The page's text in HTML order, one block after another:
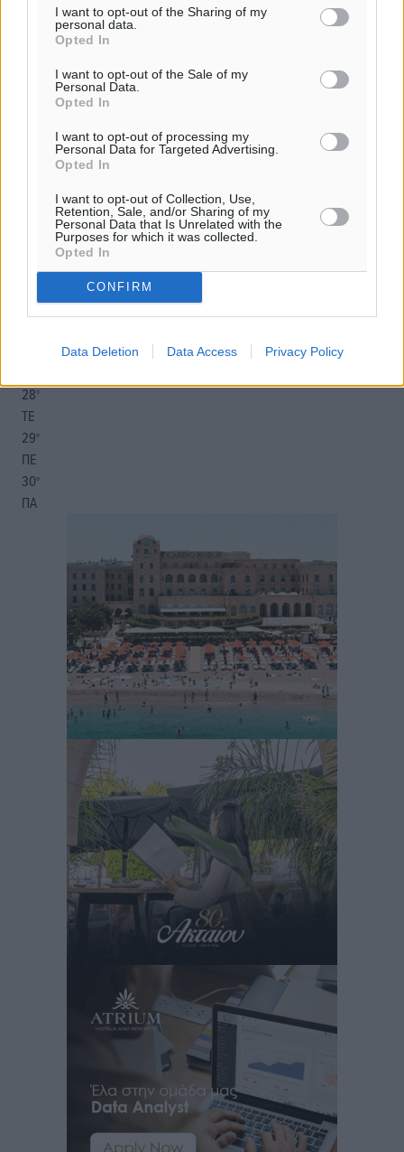
I want to opt-out of the Sharing of my
personal data.
Opted In
I want to opt-out of the Sale of my
Personal Data.
Opted In
I want to opt-out of processing my
Personal Data for Targeted Advertising.
Opted In
I want to opt-out of Collection, Use,
Retention, Sale, and/or Sharing of my
Personal Data that Is Unrelated with the
Purposes for which it was collected.
Opted In
CONFIRM
Data Deletion Data Access Privacy Policy
της Δημοκρατικής.
o καιρός τώρα:
αυξημένες νεφώσεις
20:05
28°
ΤΕ
29°
ΠΕ
30°
ΠΑ